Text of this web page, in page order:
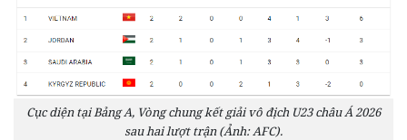
Cục diện tại Bảng A, Vòng chung kết giải vô địch U23 châu Á 2026
sau hai lượt trận (Ảnh: AFC).